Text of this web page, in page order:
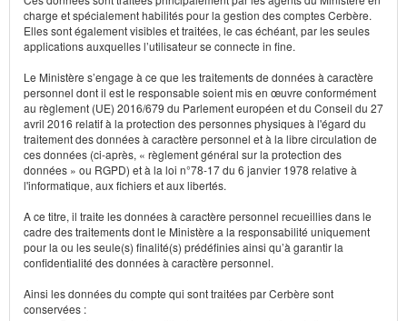
charge et spécialement habilités pour la gestion des comptes Cerbère.
Elles sont également visibles et traitées, le cas échéant, par les seules
applications auxquelles l’utilisateur se connecte in fine.
Le Ministère s’engage à ce que les traitements de données à caractère
personnel dont il est le responsable soient mis en œuvre conformément
au règlement (UE) 2016/679 du Parlement européen et du Conseil du 27
avril 2016 relatif à la protection des personnes physiques à l'égard du
traitement des données à caractère personnel et à la libre circulation de
ces données (ci-après, « règlement général sur la protection des
données » ou RGPD) et à la loi n°78-17 du 6 janvier 1978 relative à
l'informatique, aux fichiers et aux libertés.
A ce titre, il traite les données à caractère personnel recueillies dans le
cadre des traitements dont le Ministère a la responsabilité uniquement
pour la ou les seule(s) finalité(s) prédéfinies ainsi qu’à garantir la
confidentialité des données à caractère personnel.
Ainsi les données du compte qui sont traitées par Cerbère sont
conservées :